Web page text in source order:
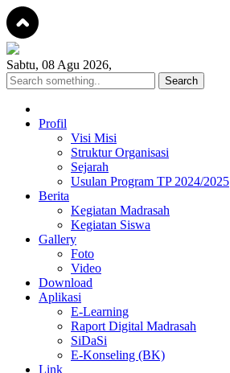
Sabtu, 08 Agu 2026,
Profil
Visi Misi
Struktur Organisasi
Sejarah
Usulan Program TP 2024/2025
Berita
Kegiatan Madrasah
Kegiatan Siswa
Gallery
Foto
Video
Download
Aplikasi
E-Learning
Raport Digital Madrasah
SiDaSi
E-Konseling (BK)
Link